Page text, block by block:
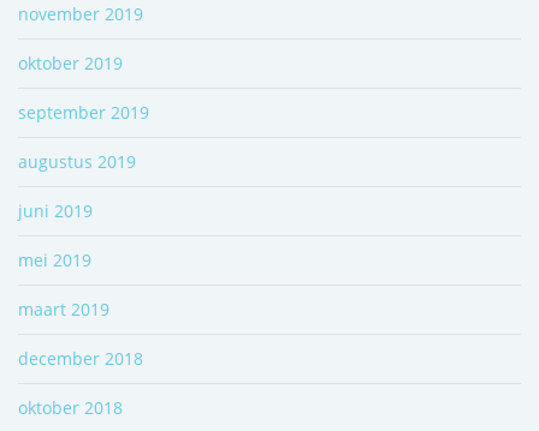
november 2019
oktober 2019
september 2019
augustus 2019
juni 2019
mei 2019
maart 2019
december 2018
oktober 2018